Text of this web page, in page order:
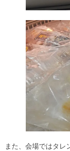
また、会場ではタレ